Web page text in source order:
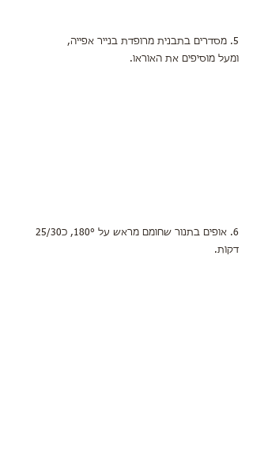
5. מסדרים בתבנית מרופדת בנייר אפייה,
ומעל מוסיפים את האוראו.
דקות.